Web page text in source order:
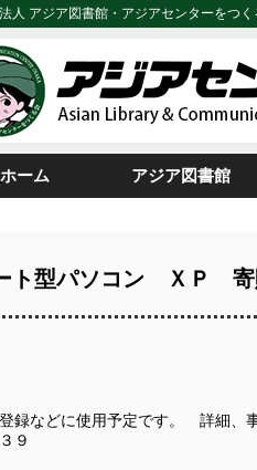
人 アジア図書館・アジアセンターをつ
ホーム アジア図書館
ト型パソコン ＸＰ 寄
録などに使用予定です。 詳細、
９